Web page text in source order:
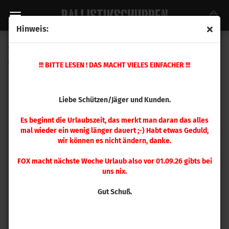
Hinweis:
!!! BITTE LESEN ! DAS MACHT VIELES EINFACHER !!!
Liebe Schützen/Jäger und Kunden.
Es beginnt die Urlaubszeit, das merkt man daran das alles
mal wieder ein wenig länger dauert ;-) Habt etwas Geduld,
wir können es nicht ändern, danke.
FOX macht nächste Woche Urlaub also vor 01.09.26 gibts bei
uns nix.
Gut Schuß.
Sierra .375 MatchKing 350gr 50 Stück
9350T)